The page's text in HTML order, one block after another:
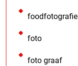
foodfotografie
foto
foto graaf